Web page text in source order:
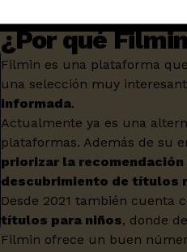
¿Por qué
Filmin es una plataforma
una selección muy
informada.
Actualmente ya es una
plataformas. Además de su
priorizar la
descubrimiento de títulos
Desde 2021 también cuenta
títulos para niños, donde
Filmin ofrece un buen